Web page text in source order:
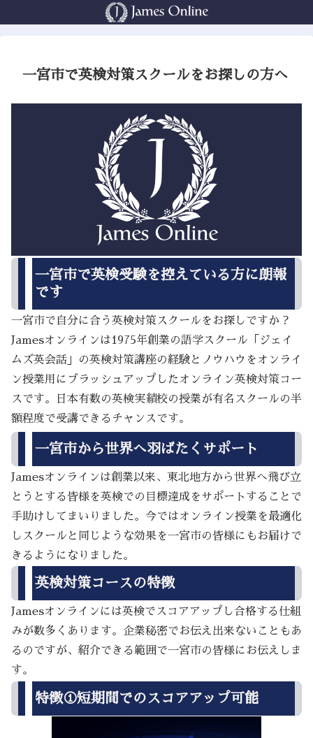
一宮市で英検対策スクールをお探しの方へ
一宮市で英検受験を控えている方に朗報
です
一宮市で自分に合う英検対策スクールをお探しですか？
Jamesオンラインは1975年創業の語学スクール「ジェイ
ムズ英会話」の英検対策講座の経験とノウハウをオンライ
ン授業用にブラッシュアップしたオンライン英検対策コー
スです。日本有数の英検実績校の授業が有名スクールの半
額程度で受講できるチャンスです。
一宮市から世界へ羽ばたくサポート
Jamesオンラインは創業以来、東北地方から世界へ飛び立
とうとする皆様を英検での目標達成をサポートすることで
手助けしてまいりました。今ではオンライン授業を最適化
しスクールと同じような効果を一宮市の皆様にもお届けで
きるようになりました。
英検対策コースの特徴
Jamesオンラインには英検でスコアアップし合格する仕組
みが数多くあります。企業秘密でお伝え出来ないこともあ
るのですが、紹介できる範囲で一宮市の皆様にお伝えしま
す。
特徴①短期間でのスコアアップ可能